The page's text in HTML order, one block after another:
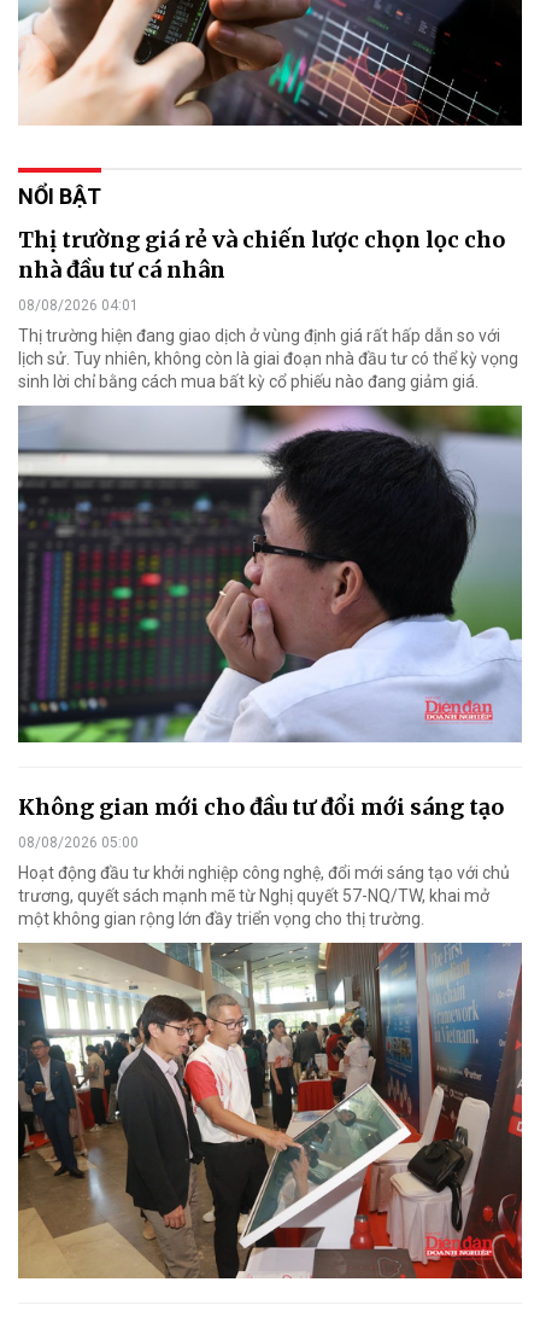
NỔI BẬT
Thị trường giá rẻ và chiến lược chọn lọc cho
nhà đầu tư cá nhân
08/08/2026 04:01
Thị trường hiện đang giao dịch ở vùng định giá rất hấp dẫn so với
lịch sử. Tuy nhiên, không còn là giai đoạn nhà đầu tư có thể kỳ vọng
sinh lời chỉ bằng cách mua bất kỳ cổ phiếu nào đang giảm giá.
Không gian mới cho đầu tư đổi mới sáng tạo
08/08/2026 05:00
Hoạt động đầu tư khởi nghiệp công nghệ, đổi mới sáng tạo với chủ
trương, quyết sách mạnh mẽ từ Nghị quyết 57-NQ/TW, khai mở
một không gian rộng lớn đầy triển vọng cho thị trường.